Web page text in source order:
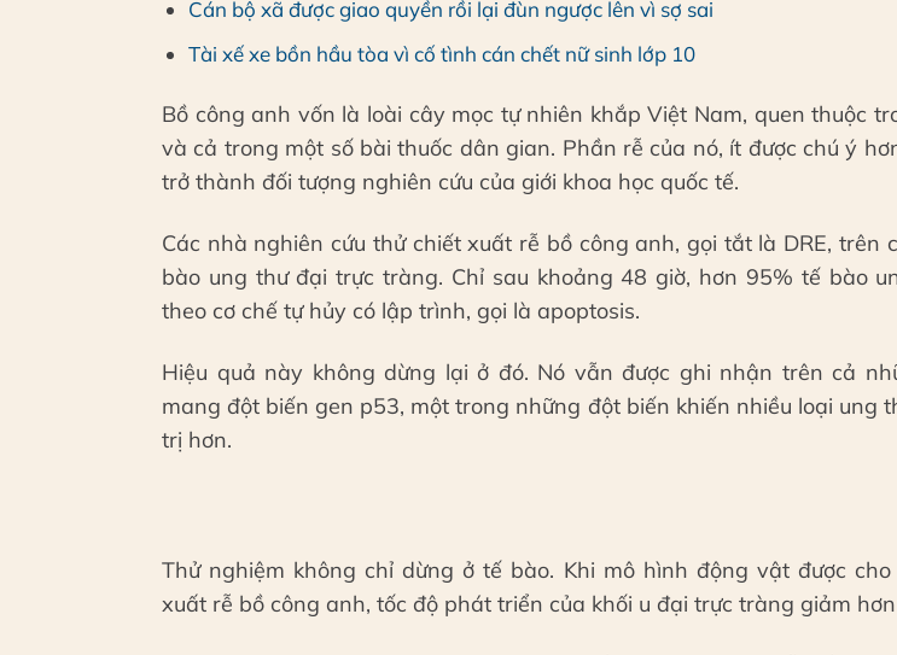
Cán bộ xã được giao quyền rồi lại đùn ngược lên vì sợ sai
Tài xế xe bồn hầu tòa vì cố tình cán chết nữ sinh lớp 10
Bồ công anh vốn là loài cây mọc tự nhiên khắp Việt Nam, quen thuộc
và cả trong một số bài thuốc dân gian. Phần rễ của nó, ít được chú ý
trở thành đối tượng nghiên cứu của giới khoa học quốc tế.
Các nhà nghiên cứu thử chiết xuất rễ bồ công anh, gọi tắt là DRE, trên
bào ung thư đại trực tràng. Chỉ sau khoảng 48 giờ, hơn 95% tế bào
theo cơ chế tự hủy có lập trình, gọi là apoptosis.
Hiệu quả này không dừng lại ở đó. Nó vẫn được ghi nhận trên cả
mang đột biến gen p53, một trong những đột biến khiến nhiều loại ung
trị hơn.
Thử nghiệm không chỉ dừng ở tế bào. Khi mô hình động vật được
xuất rễ bồ công anh, tốc độ phát triển của khối u đại trực tràng giảm